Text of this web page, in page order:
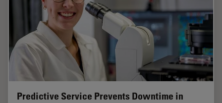
Predictive Service Prevents Downtime in